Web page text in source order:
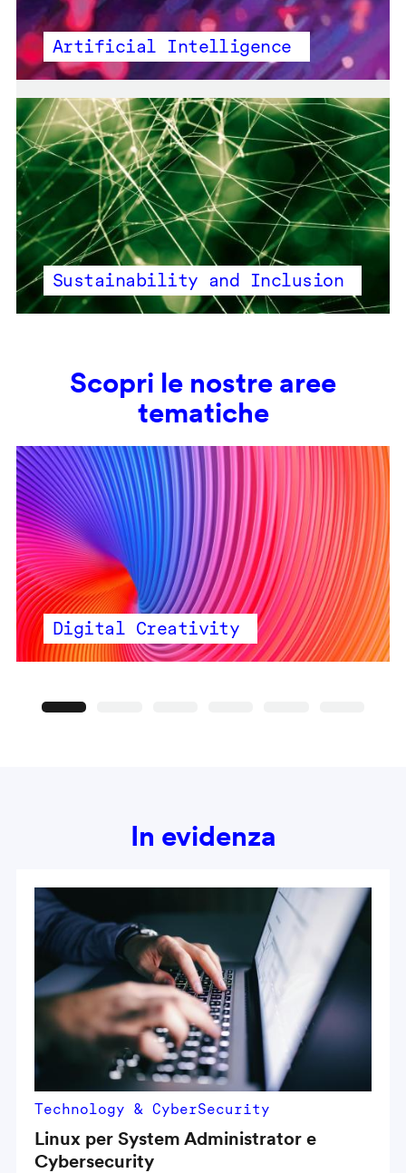
Artificial Intelligence
Sustainability and Inclusion
Scopri le nostre aree
tematiche
Digital Creativity
In evidenza
Technology & CyberSecurity
Linux per System Administrator e
Cybersecurity